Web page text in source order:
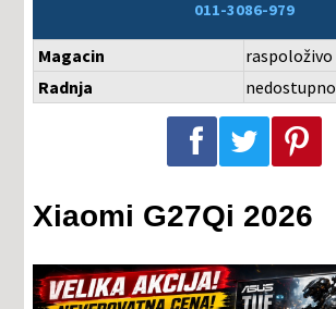
011-3086-979
Magacin
raspoloživo
Radnja
nedostupno
Podeli na Facebook-u Podeli na Twitter-u Podeli na Pinterest-u
Xiaomi G27Qi 2026